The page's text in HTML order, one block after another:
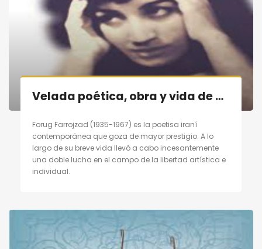
Velada poética, obra y vida de poetisa contemporánea persa «Forugh Farrojzad» en Madrid el 29/10/11
Forug Farrojzad (1935-1967) es la poetisa iraní
contemporánea que goza de mayor prestigio. A lo
largo de su breve vida llevó a cabo incesantemente
una doble lucha en el campo de la libertad artística e
individual.